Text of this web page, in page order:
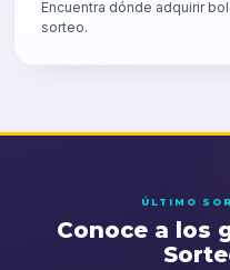
Encuentra dónde adquirir
sorteo.
ÚLTIMO
Conoce a los